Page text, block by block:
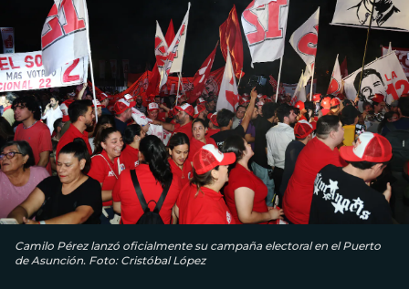
Camilo Pérez lanzó oficialmente su campaña electoral en el Puerto
de Asunción. Foto: Cristóbal López